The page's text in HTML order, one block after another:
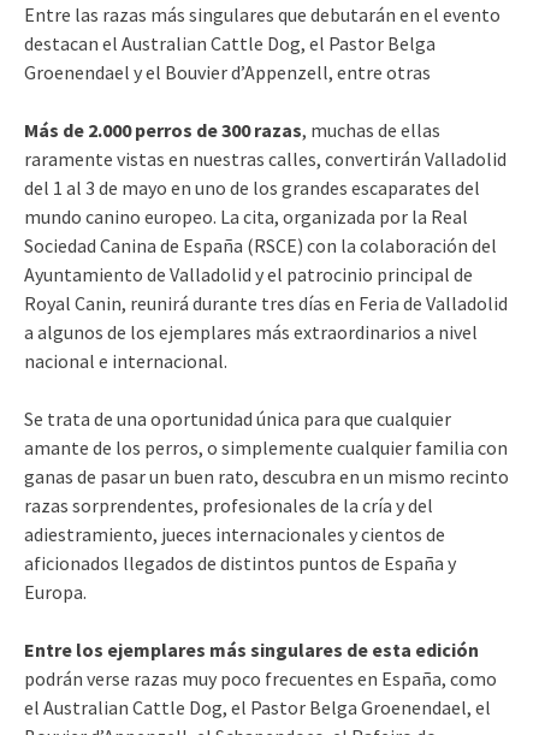
Entre las razas más singulares que debutarán en el evento
destacan el Australian Cattle Dog, el Pastor Belga
Groenendael y el Bouvier d’Appenzell, entre otras
Más de 2.000 perros de 300 razas, muchas de ellas
raramente vistas en nuestras calles, convertirán Valladolid
del 1 al 3 de mayo en uno de los grandes escaparates del
mundo canino europeo. La cita, organizada por la Real
Sociedad Canina de España (RSCE) con la colaboración del
Ayuntamiento de Valladolid y el patrocinio principal de
Royal Canin, reunirá durante tres días en Feria de Valladolid
a algunos de los ejemplares más extraordinarios a nivel
nacional e internacional.
Se trata de una oportunidad única para que cualquier
amante de los perros, o simplemente cualquier familia con
ganas de pasar un buen rato, descubra en un mismo recinto
razas sorprendentes, profesionales de la cría y del
adiestramiento, jueces internacionales y cientos de
aficionados llegados de distintos puntos de España y
Europa.
Entre los ejemplares más singulares de esta edición
podrán verse razas muy poco frecuentes en España, como
el Australian Cattle Dog, el Pastor Belga Groenendael, el